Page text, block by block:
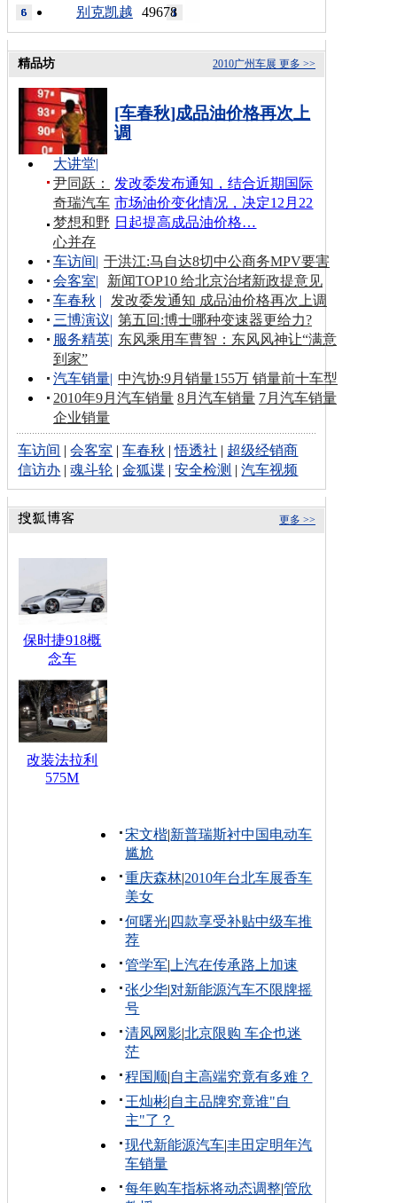
49678
别克凯越
更多 >>
2010广州车展
精品坊
[车春秋]成品油价格再次上
调
发改委发布通知，结合近期国际
市场油价变化情况，决定12月22
日起提高成品油价格…
大讲堂|
尹同跃：
奇瑞汽车
梦想和野
心并存
车访间| 于洪江:马自达8切中公商务MPV要害
会客室|
新闻TOP10 给北京治堵新政提意见
车春秋 |
发改委发通知 成品油价格再次上调
三博演议| 第五回:博士哪种变速器更给力?
服务精英| 东风乘用车曹智：东风风神让“满意
到家”
汽车销量| 中汽协:9月销量155万 销量前十车型
2010年9月汽车销量 8月汽车销量 7月汽车销量
企业销量
车访间 |会客室 |车春秋 |悟透社 | 超级经销商
信访办 |魂斗轮 |金狐谍 |安全检测 |汽车视频
更多 >>
保时捷918概
念车
改装法拉利
575M
宋文楷|新普瑞斯衬中国电动车
尴尬
重庆森林|2010年台北车展香车
美女
何曙光| 四款享受补贴中级车推
荐
管学军| 上汽在传承路上加速
张少华|对新能源汽车不限牌摇
号
清风网影|北京限购 车企也迷
茫
程国顺|自主高端究竟有多难？
王灿彬|自主品牌究竟谁"自
主"了？
现代新能源汽车|丰田定明年汽
车销量
每年购车指标将动态调整|管欣